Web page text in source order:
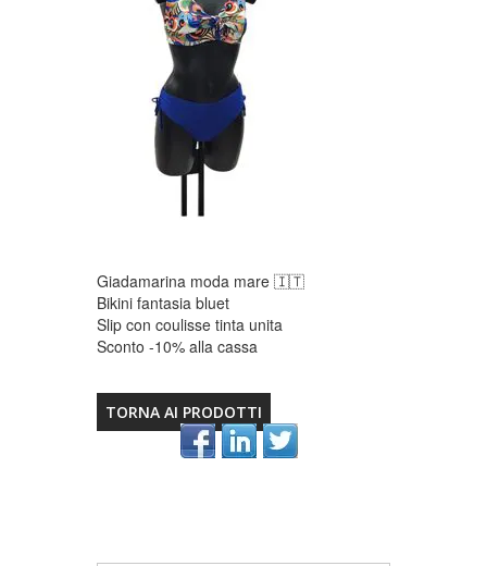
Giadamarina moda mare 🇮🇹
Bikini fantasia bluet
Slip con coulisse tinta unita
Sconto -10% alla cassa
TORNA AI PRODOTTI